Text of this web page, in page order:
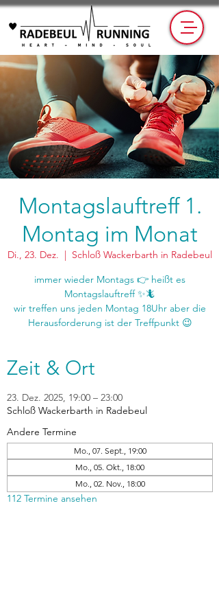
Montagslauftreff 1.
Montag im Monat
Di., 23. Dez.
  |
Schloß Wackerbarth in Radebeul
immer wieder Montags 👉 heißt es
Montagslauftreff ✨🦎
wir treffen uns jeden Montag 18Uhr aber die
Zeit & Ort
23. Dez. 2025, 19:00 – 23:00
Schloß Wackerbarth in Radebeul
Andere Termine
Mo., 07. Sept., 19:00
Mo., 05. Okt., 18:00
Mo., 02. Nov., 18:00
112 Termine ansehen